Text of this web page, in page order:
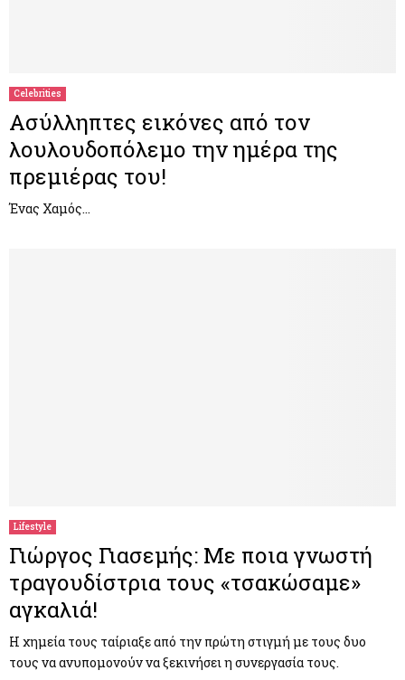
Celebrities
Ασύλληπτες εικόνες από τον
λουλουδοπόλεμο την ημέρα της
πρεμιέρας του!
Ένας Χαμός…
Lifestyle
Γιώργος Γιασεμής: Με ποια γνωστή
τραγουδίστρια τους «τσακώσαμε»
αγκαλιά!
Η χημεία τους ταίριαξε από την πρώτη στιγμή με τους δυο
τους να ανυπομονούν να ξεκινήσει η συνεργασία τους.